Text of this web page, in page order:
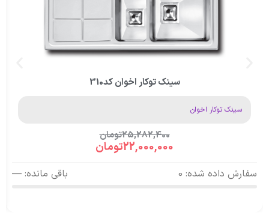
سینک توکار اخوان کد310
سینک توکار اخوان
25,282,400تومان
22,000,000تومان
سفارش داده شده: 0 باقی مانده: —